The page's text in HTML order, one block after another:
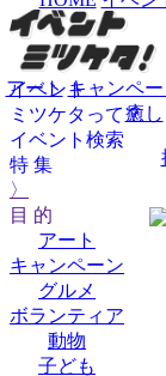
イベント
ミツケタって？
イベント検索
特 集
〉
目 的
アート
キャンペーン
グルメ
ボランティア
動物
子ども
アート キャンペ
癒し